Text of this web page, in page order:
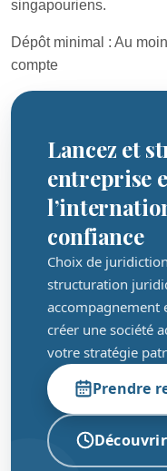
singapouriens.
Dépôt minimal : Au
compte
Lancez et
entreprise
confiance
Choix de
structuration
accompagnement
créer une société
votre stratégie
Prendre